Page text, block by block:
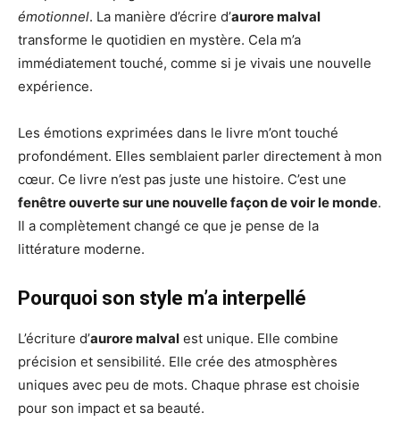
émotionnel. La manière d’écrire d’aurore malval
transforme le quotidien en mystère. Cela m’a
immédiatement touché, comme si je vivais une nouvelle
expérience.
Les émotions exprimées dans le livre m’ont touché
profondément. Elles semblaient parler directement à mon
cœur. Ce livre n’est pas juste une histoire. C’est une
fenêtre ouverte sur une nouvelle façon de voir le monde.
Il a complètement changé ce que je pense de la
littérature moderne.
Pourquoi son style m’a interpellé
L’écriture d’aurore malval est unique. Elle combine
précision et sensibilité. Elle crée des atmosphères
uniques avec peu de mots. Chaque phrase est choisie
pour son impact et sa beauté.